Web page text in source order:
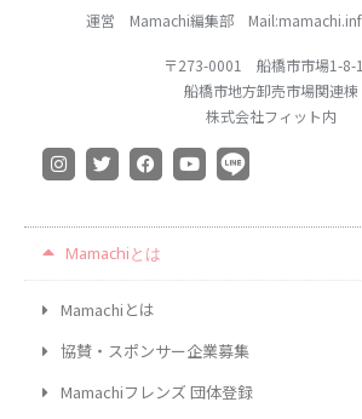
運営 Mamachi編集部
〒273-0001 船橋市市場1-
船橋市地方卸売市場関連棟
株式会社フィット内
Mamachiとは
Mamachiとは
協賛・スポンサー企業募集
Mamachiフレンズ 団体登録